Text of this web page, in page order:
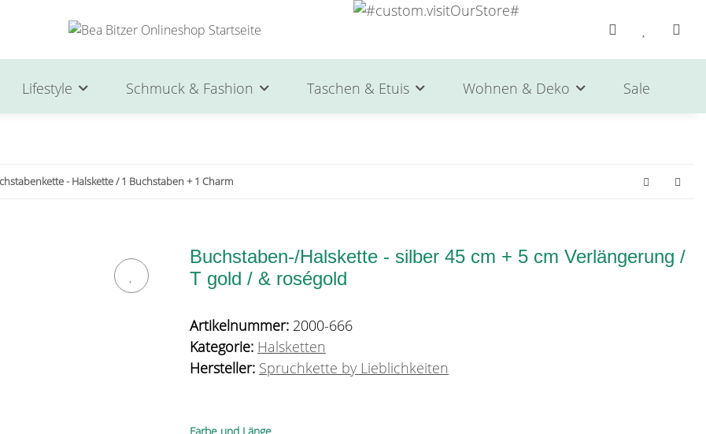
Lifestyle Schmuck & Fashion Taschen & Etuis Wohnen & Deko Sale
- Halskette / 1 Buchstaben + 1 Charm
Buchstaben-/Halskette - silber 45 cm + 5 cm Verlängerung /
T gold / & roségold
Artikelnummer: 2000-666
Kategorie: Halsketten
Hersteller: Spruchkette by Lieblichkeiten